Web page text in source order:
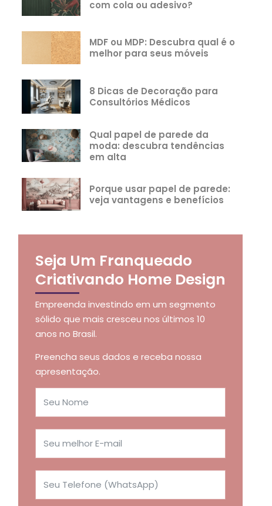
Seja Um Franqueado
Criativando Home Design
Empreenda investindo em um segmento
sólido que mais cresceu nos últimos 10
anos no Brasil.
Preencha seus dados e receba nossa
apresentação.
com cola ou adesivo?
MDF ou MDP: Descubra qual é o
melhor para seus móveis
8 Dicas de Decoração para
Consultórios Médicos
Qual papel de parede da
moda: descubra tendências
em alta
Porque usar papel de parede:
veja vantagens e benefícios